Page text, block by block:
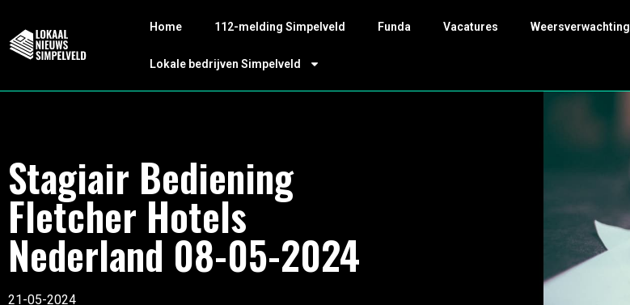
Home 112-melding Simpelveld Funda Vacatures Weersverwachting
Lokale bedrijven Simpelveld
Stagiair Bediening
Fletcher Hotels
Nederland 08-05-2024
21-05-2024